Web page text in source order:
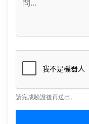
請完成驗證後再送出。